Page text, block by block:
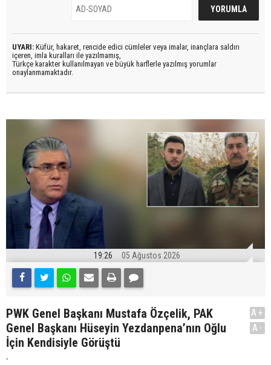
UYARI: Küfür, hakaret, rencide edici cümleler veya imalar, inançlara saldırı
içeren, imla kuralları ile yazılmamış,
Türkçe karakter kullanılmayan ve büyük harflerle yazılmış yorumlar
onaylanmamaktadır.
19:26 05 Ağustos 2026
PWK Genel Başkanı Mustafa Özçelik, PAK
Genel Başkanı Hüseyin Yezdanpena’nın Oğlu
İçin Kendisiyle Görüştü
.
A+
A-